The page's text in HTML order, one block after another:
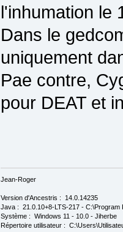
l'inhumation le
Dans le
uniquement
Pae contre,
pour DEAT et
Jean-Roger
Version d'Ancestris : 14.0.14235
Java : 21.0.10+8-LTS-217 - C:\Program
Système : Windows 11 - 10.0 - Jiherbe
Répertoire utilisateur :